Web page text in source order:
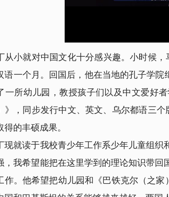
就对中国文化十分感兴趣。小时候，
语一个月。回国后，他在当地的孔子学
一所幼儿园，教授孩子们以及中文爱好
》，同步发行中文、英文、乌尔都语三
得的丰硕成果。
读于我校青少年工作系少年儿童组织
，我希望能把在这里学到的理论知识带
作。他希望把幼儿园和《巴铁克尔（之